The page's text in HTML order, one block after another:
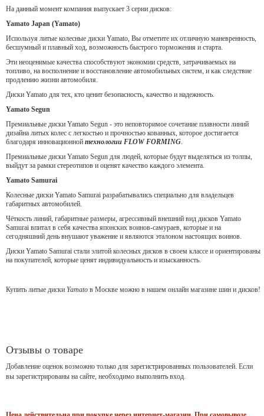
На данный момент компания выпускает 3 серии дисков:
Yamato Japan (Yamato)
Используя литые колесные диски Yamato, Вы отметите их отличную маневренность,
бесшумный и плавный ход, возможность быстрого торможения и старта.
Эти неоценимые качества способствуют экономии средств, затрачиваемых на
топливо, на восполнение и восстановление автомобильных систем, и как следствие
продлению жизни автомобиля.
Диски Yamato для тех, кто ценит безопасность, качество и надежность.
Yamato Segun
Премиальные диски Yamato Segun - это неповторимое сочетание плавности линий
дизайна литых колес с легкостью и прочностью кованных, которое достигается
благодаря инновационной технологии FLOW FORMING.
Премиальные диски Yamato Segun для людей, которые будут выделяться из толпы,
выйдут за рамки стереотипов и оценят качество каждого элемента.
Yamato Samurai
Колесные диски Yamato Samurai разрабатывались специально для владельцев
габаритных автомобилей.
Чёткость линий, габаритные размеры, агрессивный внешний вид дисков Yamato
Samurai впитал в себя качества японских воинов-самураев, которые и на
сегодняшний день внушают уважение и являются эталоном настоящих воинов.
Диски Yamato Samurai стали элитой колесных дисков в своем классе и ориентированы
на покупателей, которые ценят индивидуальность и изысканность.
Купить литые диски Yamato в Москве можно в нашем онлайн магазине шин и дисков!
Отзывы о товаре
Добавление оценок возможно только для зарегистрированных пользователей. Если
вы зарегистрированы на сайте, необходимо выполнить вход.